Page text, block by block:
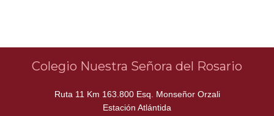
Colegio Nuestra Señora del Rosario
Ruta 11 Km 163.800 Esq. Monseñor Orzali
Estación Atlántida